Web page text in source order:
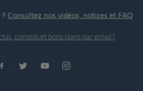
? Consultez nos vidéos, notices et FAQ
conseils et bons plans par email !